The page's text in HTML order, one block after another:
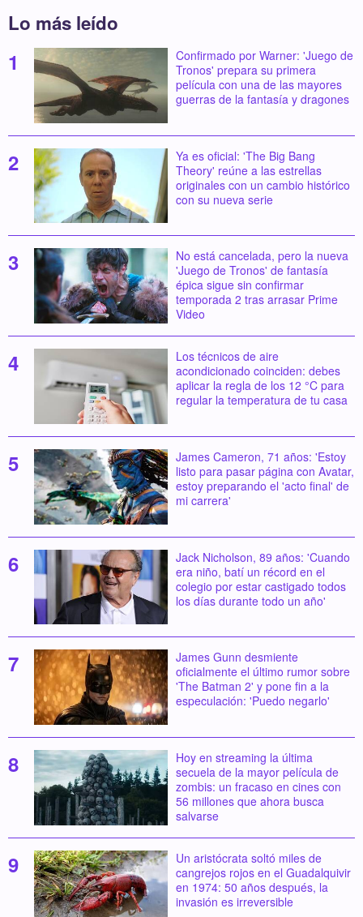
Lo más leído
Confirmado por Warner: 'Juego de
Tronos' prepara su primera
película con una de las mayores
guerras de la fantasía y dragones
Ya es oficial: 'The Big Bang
Theory' reúne a las estrellas
originales con un cambio histórico
con su nueva serie
No está cancelada, pero la nueva
'Juego de Tronos' de fantasía
épica sigue sin confirmar
temporada 2 tras arrasar Prime
Video
Los técnicos de aire
acondicionado coinciden: debes
aplicar la regla de los 12 °C para
regular la temperatura de tu casa
James Cameron, 71 años: 'Estoy
listo para pasar página con Avatar,
estoy preparando el 'acto final' de
mi carrera'
Jack Nicholson, 89 años: 'Cuando
era niño, batí un récord en el
colegio por estar castigado todos
los días durante todo un año'
James Gunn desmiente
oficialmente el último rumor sobre
'The Batman 2' y pone fin a la
especulación: 'Puedo negarlo'
Hoy en streaming la última
secuela de la mayor película de
zombis: un fracaso en cines con
56 millones que ahora busca
salvarse
Un aristócrata soltó miles de
cangrejos rojos en el Guadalquivir
en 1974: 50 años después, la
invasión es irreversible